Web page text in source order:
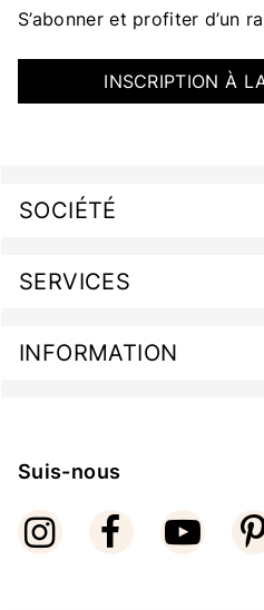
S’abonner et profiter d’un
INSCRIPTION À
SOCIÉTÉ
SERVICES
INFORMATION
Suis-nous